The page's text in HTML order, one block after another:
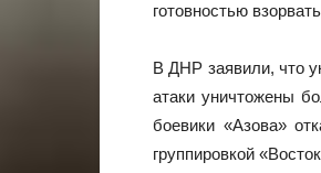
готовностью
В ДНР заявили, что
атаки уничтожены
боевики «Азова»
группировкой